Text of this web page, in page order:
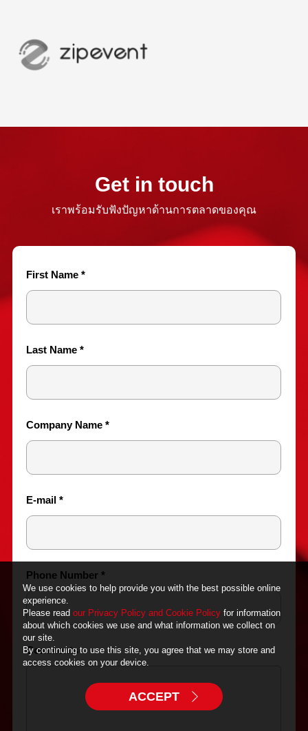
Get in touch
เราพร้อมรับฟังปัญหาด้านการตลาดของคุณ
We use cookies to help provide you with the best possible online
experience.
Please readour Privacy Policy and Cookie Policy for information
about which cookies we use and what information we collect on
our site.
By continuing to use this site, you agree that we may store and
access cookies on your device.
ACCEPT